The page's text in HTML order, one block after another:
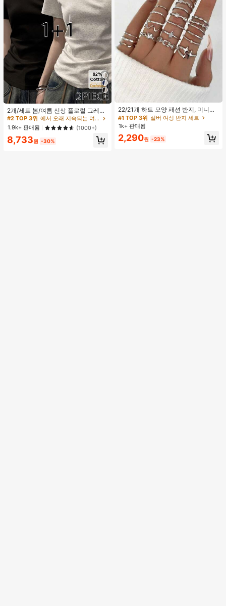
9
2개/세트 봄/여름 신상 플로럴 그레이
+ 블랙 반팔 티셔츠, 여성 슬림핏 솔리
드 컬러 언더셔츠 캐주얼
#2 TOP 3위
에서 오래 지속되는 여성 상의, 블라우스 & 티
높은 재방문 고객
#2 TOP 3위
에서 오래 지속되는 여성 상의, 블라우스 & 티
높은 재방문 고객
#2 TOP 3위
에서 오래 지속되는 여성 상의, 블라우스 & 티
높은 재방문 고객
#2 TOP 3위
에서 오래 지속되는 여성 상의, 블라우스 & 티
높은 재방문 고객
1.9k+ 판매됨 (1000+)
8,733원 -30%
22/21개 하트 모양 패션 반지, 미니멀
리스트 크리스탈 임베디드 보헤미안
기하학 반지 세트, 발렌타인데이, 어머
니날 선물
#1 TOP 3위
실버 여성 반지 세트
거의 매진!
#1 TOP 3위 실버 여성 반지 세트
거의 매진!
#1 TOP 3위 실버 여성 반지 세트
거의 매진!
#1 TOP 3위
실버 여성 반지 세트
1k+ 판매됨
2,290원 -23%